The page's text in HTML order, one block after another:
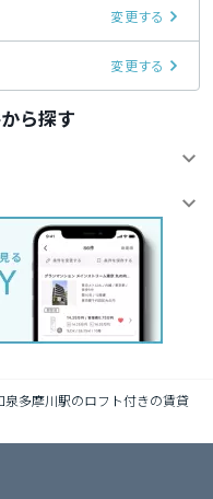
変更する
変更する
ら探す
泉多摩川駅のロフト付きの賃貸